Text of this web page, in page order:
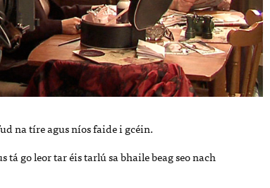
na tíre agus níos faide i gcéin.
go leor tar éis tarlú sa bhaile beag seo nach